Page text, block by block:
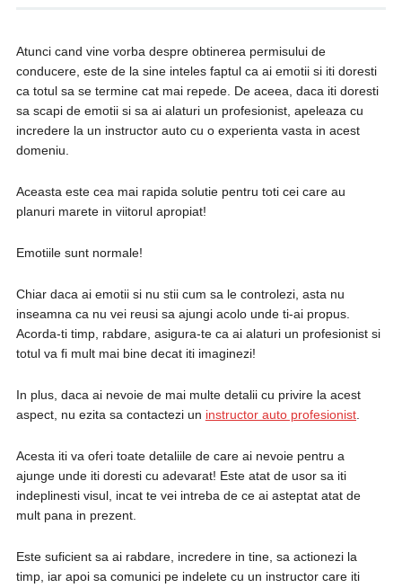
Atunci cand vine vorba despre obtinerea permisului de
conducere, este de la sine inteles faptul ca ai emotii si iti doresti
ca totul sa se termine cat mai repede. De aceea, daca iti doresti
sa scapi de emotii si sa ai alaturi un profesionist, apeleaza cu
incredere la un instructor auto cu o experienta vasta in acest
domeniu.
Aceasta este cea mai rapida solutie pentru toti cei care au
planuri marete in viitorul apropiat!
Emotiile sunt normale!
Chiar daca ai emotii si nu stii cum sa le controlezi, asta nu
inseamna ca nu vei reusi sa ajungi acolo unde ti-ai propus.
Acorda-ti timp, rabdare, asigura-te ca ai alaturi un profesionist si
totul va fi mult mai bine decat iti imaginezi!
In plus, daca ai nevoie de mai multe detalii cu privire la acest
aspect, nu ezita sa contactezi un instructor auto profesionist.
Acesta iti va oferi toate detaliile de care ai nevoie pentru a
ajunge unde iti doresti cu adevarat! Este atat de usor sa iti
indeplinesti visul, incat te vei intreba de ce ai asteptat atat de
mult pana in prezent.
Este suficient sa ai rabdare, incredere in tine, sa actionezi la
timp, iar apoi sa comunici pe indelete cu un instructor care iti